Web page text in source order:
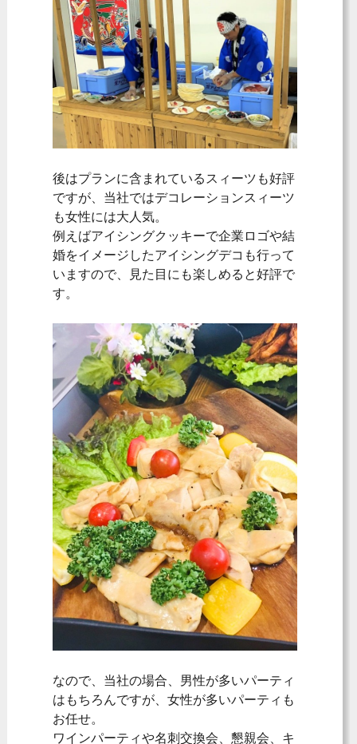
後はプランに含まれているスィーツも好評
ですが、当社ではデコレーションスィーツ
も女性には大人気。
例えばアイシングクッキーで企業ロゴや結
婚をイメージしたアイシングデコも行って
いますので、見た目にも楽しめると好評で
す。
なので、当社の場合、男性が多いパーティ
はもちろんですが、女性が多いパーティも
お任せ。
ワインパーティや名刺交換会、懇親会、キ